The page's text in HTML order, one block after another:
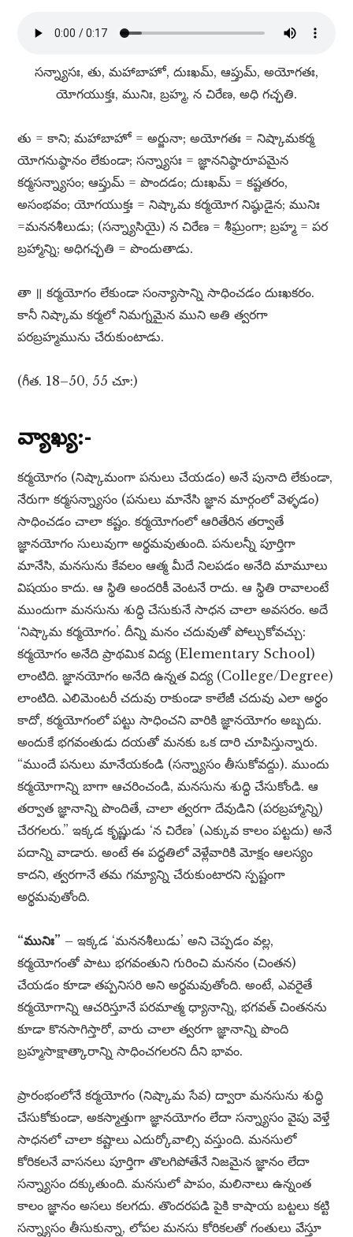
సన్న్యాసః, తు, మహాబాహో, దుఃఖమ్​, ఆప్తుమ్​, అయోగతః,
యోగయుక్తః, మునిః, బ్రహ్మ, న చిరేణ, అధి గచ్ఛతి.
తు = కాని; మహాబాహో = అర్జునా; అయోగతః = నిష్కామకర్మ
యోగనుష్ఠానం లేకుండా; సన్న్యాసః = జ్ఞాననిష్ఠారూపమైన
కర్మసన్న్యాసం; ఆప్తుమ్​ = పొందడం; దుఃఖమ్​ = కష్టతరం,
అసంభవం; యోగయుక్తః = నిష్కామ కర్మయోగ నిష్ఠుడైన; మునిః
=మననశీలుడు; (సన్న్యాసియై) న చిరేణ = శీఘ్రంగా; బ్రహ్మ = పర
బ్రహ్మాన్ని; అధిగచ్ఛతి = పొందుతాడు.
తా ॥ కర్మయోగం లేకుండా సంన్యాసాన్ని సాధించడం దుఃఖకరం.
కానీ నిష్కామ కర్మలో నిమగ్నమైన ముని అతి త్వరగా
పరబ్రహ్మమును చేరుకుంటాడు.
(గీత. 18–50, 55 చూ:)
వ్యాఖ్య:-
కర్మయోగం (నిష్కామంగా పనులు చేయడం) అనే పునాది లేకుండా,
నేరుగా కర్మసన్న్యాసం (పనులు మానేసి జ్ఞాన మార్గంలో వెళ్ళడం)
సాధించడం చాలా కష్టం. కర్మయోగంలో ఆరితేరిన తర్వాతే
జ్ఞానయోగం సులువుగా అర్థమవుతుంది. పనులన్నీ పూర్తిగా
మానేసి, మనసును కేవలం ఆత్మ మీదే నిలపడం అనేది మామూలు
విషయం కాదు. ఆ స్థితి అందరికీ వెంటనే రాదు. ఆ స్థితి రావాలంటే
ముందుగా మనసును శుద్ధి చేసుకునే సాధన చాలా అవసరం. అదే
‘నిష్కామ కర్మయోగం’. దీన్ని మనం చదువుతో పోల్చుకోవచ్చు:
కర్మయోగం అనేది ప్రాథమిక విద్య (Elementary School)
లాంటిది. జ్ఞానయోగం అనేది ఉన్నత విద్య (College/Degree)
లాంటిది. ఎలిమెంటరీ చదువు రాకుండా కాలేజీ చదువు ఎలా అర్థం
కాదో, కర్మయోగంలో పట్టు సాధించని వారికి జ్ఞానయోగం అబ్బదు.
అందుకే భగవంతుడు దయతో మనకు ఒక దారి చూపిస్తున్నారు.
“ముందే పనులు మానేయకండి (సన్న్యాసం తీసుకోవద్దు). ముందు
కర్మయోగాన్ని బాగా ఆచరించండి, మనసును శుద్ధి చేసుకోండి. ఆ
తర్వాత జ్ఞానాన్ని పొందితే, చాలా త్వరగా దేవుడిని (పరబ్రహ్మాన్ని)
చేరగలరు.” ఇక్కడ కృష్ణుడు ‘న చిరేణ’ (ఎక్కువ కాలం పట్టదు) అనే
పదాన్ని వాడారు. అంటే ఈ పద్ధతిలో వెళ్లేవారికి మోక్షం ఆలస్యం
కాదని, త్వరగానే తమ గమ్యాన్ని చేరుకుంటారని స్పష్టంగా
అర్థమవుతోంది.
“మునిః” – ఇక్కడ ‘మననశీలుడు’ అని చెప్పడం వల్ల,
కర్మయోగంతో పాటు భగవంతుని గురించి మననం (చింతన)
చేయడం కూడా తప్పనిసరి అని అర్థమవుతోంది. అంటే, ఎవరైతే
కర్మయోగాన్ని ఆచరిస్తూనే పరమాత్మ ధ్యానాన్ని, భగవత్ చింతనను
కూడా కొనసాగిస్తారో, వారు చాలా త్వరగా జ్ఞానాన్ని పొంది
బ్రహ్మసాక్షాత్కారాన్ని సాధించగలరని దీని భావం.
ప్రారంభంలోనే కర్మయోగం (నిష్కామ సేవ) ద్వారా మనసును శుద్ధి
చేసుకోకుండా, అకస్మాత్తుగా జ్ఞానయోగం లేదా సన్న్యాసం వైపు వెళ్తే
సాధనలో చాలా కష్టాలు ఎదుర్కోవాల్సి వస్తుంది. మనసులో
కోరికలనే వాసనలు పూర్తిగా తొలగిపోతేనే నిజమైన జ్ఞానం లేదా
సన్న్యాసం దక్కుతుంది. మనసులో పాపం, మలినాలు ఉన్నంత
కాలం జ్ఞానం అసలు కలగదు. తొందరపడి పైకి కాషాయ బట్టలు కట్టి
సన్న్యాసం తీసుకున్నా, లోపల మనసు కోరికలతో గంతులు వేస్తూ